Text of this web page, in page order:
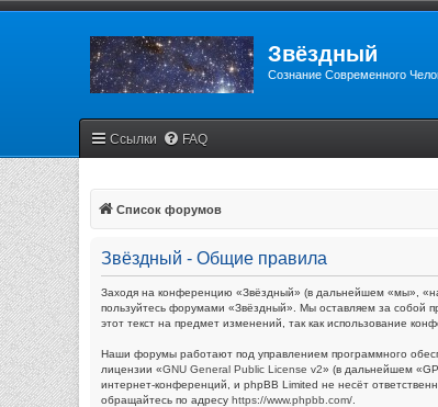
Звёздный
Сознание Современного
Ссылки FAQ
Список форумов
Звёздный - Общие правила
Заходя на конференцию «Звёздный» (в дальнейшем «мы»,
пользуйтесь форумами «Звёздный». Мы оставляем за собой
этот текст на предмет изменений, так как использование
Наши форумы работают под управлением программного
лицензии «GNU General Public License v2» (в дальнейшем
интернет-конференций, и phpBB Limited не несёт
обращайтесь по адресу https://www.phpbb.com/